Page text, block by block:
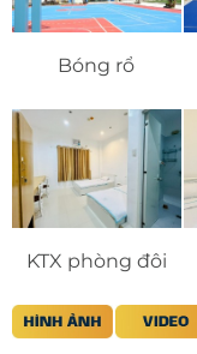
Bóng rổ
KTX phòng đôi